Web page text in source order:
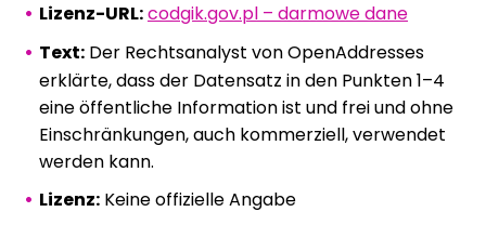
Lizenz-URL:codgik.gov.pl – darmowe dane
Text:Der Rechtsanalyst von OpenAddresses
erklärte, dass der Datensatz in den Punkten 1–4
eine öffentliche Information ist und frei und ohne
Einschränkungen, auch kommerziell, verwendet
werden kann.
Lizenz:Keine offizielle Angabe